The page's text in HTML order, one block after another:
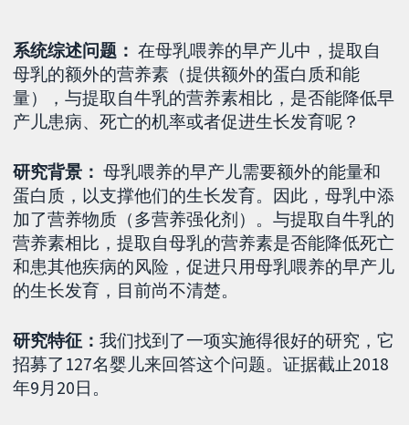
系统综述问题： 在母乳喂养的早产儿中，提取自
母乳的额外的营养素（提供额外的蛋白质和能
量），与提取自牛乳的营养素相比，是否能降低早
产儿患病、死亡的机率或者促进生长发育呢？
研究背景： 母乳喂养的早产儿需要额外的能量和
蛋白质，以支撑他们的生长发育。因此，母乳中添
加了营养物质（多营养强化剂）。与提取自牛乳的
营养素相比，提取自母乳的营养素是否能降低死亡
和患其他疾病的风险，促进只用母乳喂养的早产儿
的生长发育，目前尚不清楚。
研究特征：我们找到了一项实施得很好的研究，它
招募了127名婴儿来回答这个问题。证据截止2018
年9月20日。